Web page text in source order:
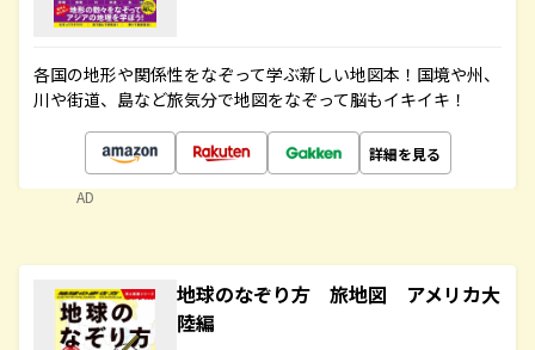
各国の地形や関係性をなぞって学ぶ新しい地図本！国境や州、
川や街道、島など旅気分で地図をなぞって脳もイキイキ！
詳細を見る
AD
地球のなぞり方 旅地図 アメリカ大
陸編